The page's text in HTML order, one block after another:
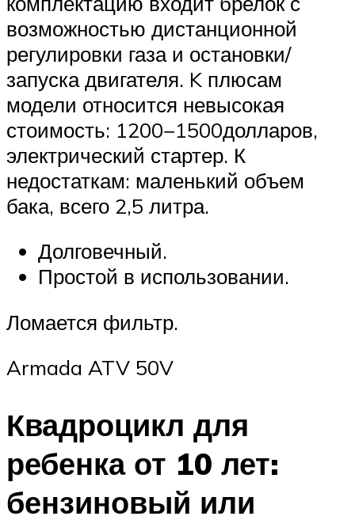
возможностью дистанционной
регулировки газа и остановки/
запуска двигателя. K плюсам
модели относится невысокая
стоимость: 1200−1500долларов,
электрический стартер. К
недостаткам: маленький объем
бака, всего 2,5 литра.
Долговечный.
Простой в использовании.
Ломается фильтр.
Armada ATV 50V
Квадроцикл для
ребенка от 10 лет:
бензиновый или